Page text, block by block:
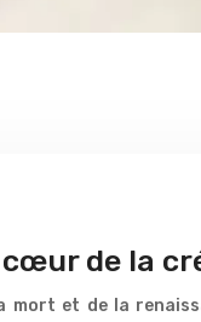
de la
et de la